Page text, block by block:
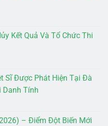
Kết Quả Và Tổ Chức Thi
Sĩ Được Phát Hiện Tại Đà
Danh Tính
– Điểm Đột Biến Mới